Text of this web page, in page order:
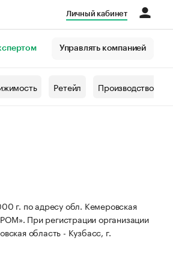
Личный кабинет
Управлять компанией
Ретейл Производство
по адресу обл. Кемеровская
При регистрации организации
область - Кузбасс, г.